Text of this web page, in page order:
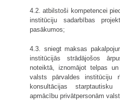
4.2. atbilstoši kompetencei
institūciju sadarbības
pasākumos;
4.3. sniegt maksas
institūcijās strādājošos
noteiktā, iznomājot telpas
valsts pārvaldes institūciju
konsultācijas
apmācību privātpersonām